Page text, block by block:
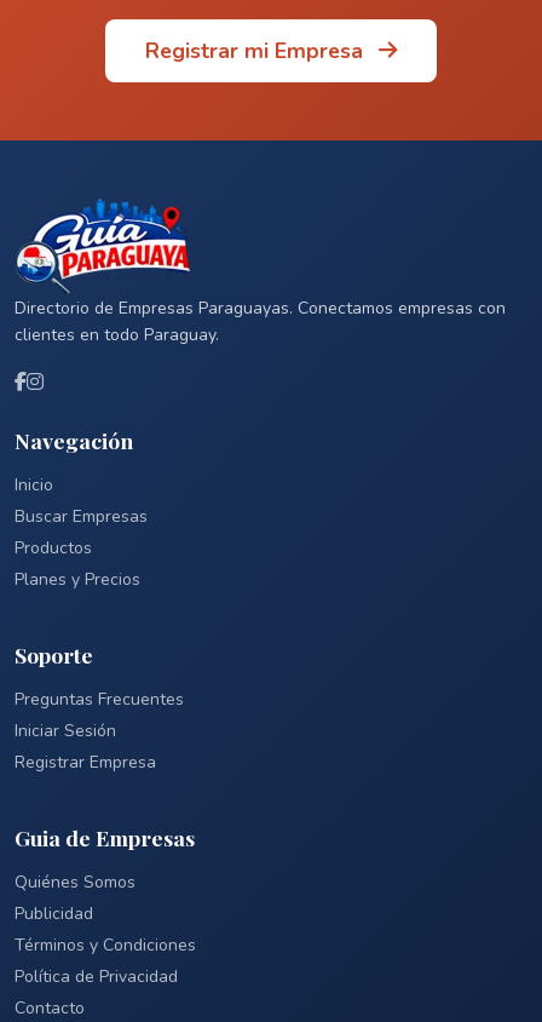
Registrar mi Empresa
Directorio de Empresas Paraguayas. Conectamos empresas con
clientes en todo Paraguay.
Navegación
Inicio
Buscar Empresas
Productos
Planes y Precios
Soporte
Preguntas Frecuentes
Iniciar Sesión
Registrar Empresa
Guia de Empresas
Quiénes Somos
Publicidad
Términos y Condiciones
Política de Privacidad
Contacto